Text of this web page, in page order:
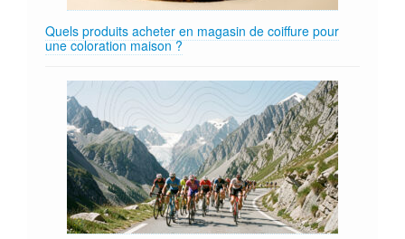
Quels produits acheter en magasin de coiffure pour
une coloration maison ?